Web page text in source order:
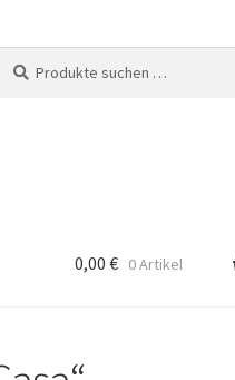
nach:
0,00€ 0 Artikel